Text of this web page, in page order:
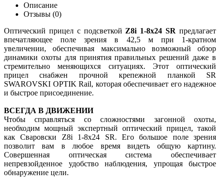
Описание
Отзывы (0)
Оптический прицел с подсветкой Z8i 1-8x24 SR предлагает
впечатляющее поле зрения в 42,5 м при 1-кратном
увеличении, обеспечивая максимально возможный обзор
динамики охоты для принятия правильных решений даже в
стремительно меняющихся ситуациях. Этот оптический
прицел снабжен прочной крепежной планкой SR
SWAROVSKI OPTIK Rail, которая обеспечивает его надежное
и быстрое присоединение.
ВСЕГДА В ДВИЖЕНИИ
Чтобы справляться со сложностями загонной охоты,
необходим мощный экспертный оптический прицел, такой
как Сваровски Z8i 1-8x24 SR. Его большое поле зрения
позволит вам в любое время видеть общую картину.
Совершенная оптическая система обеспечивает
непревзойденное удобство наблюдения, упрощая быстрое
обнаружение цели.